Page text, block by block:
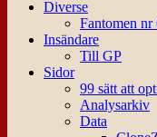
Diverse
Fantomen nr
Insändare
Till GP
Sidor
99 sätt att
Analysarkiv
Data